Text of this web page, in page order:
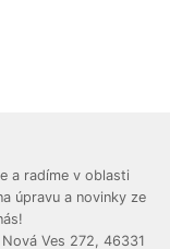
a radíme v oblasti
úpravu a novinky ze
Ves 272, 46331